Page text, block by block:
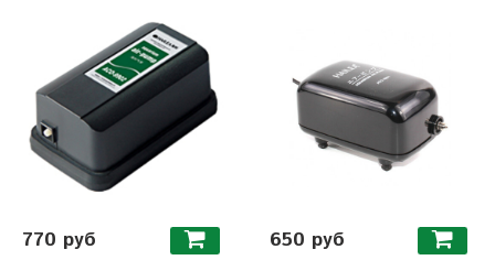
770 руб 650 руб